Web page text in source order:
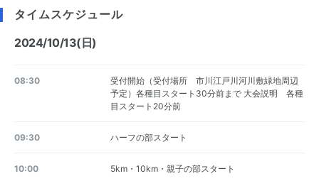
タイムスケジュール
2024/10/13(日)
08:30
受付開始（受付場所 市川江戸川河川敷緑地周辺
予定）各種目スタート30分前まで 大会説明 各種
目スタート20分前
09:30 ハーフの部スタート
10:00 5km・10km・親子の部スタート